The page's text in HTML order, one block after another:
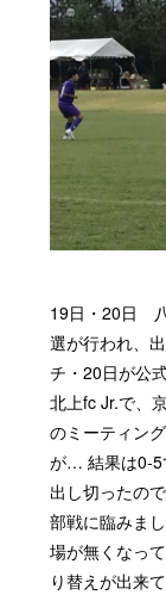
19日・20日
選が行われ、
チ・20日が公
北上fc Jr.で、
のミーティン
が… 結果は0-5
出し切ったの
部戦に臨みま
場が無くなっ
り替えが出来